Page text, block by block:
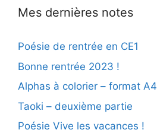
Mes dernières notes
Poésie de rentrée en CE1
Bonne rentrée 2023 !
Alphas à colorier – format A4
Taoki – deuxième partie
Poésie Vive les vacances !